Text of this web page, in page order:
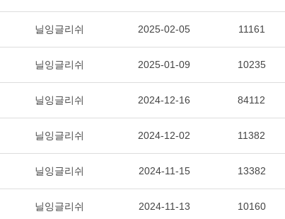
닐잉글리쉬 2025-02-05 11161
닐잉글리쉬 2025-01-09 10235
닐잉글리쉬 2024-12-16 84112
닐잉글리쉬 2024-12-02 11382
닐잉글리쉬 2024-11-15 13382
닐잉글리쉬 2024-11-13 10160